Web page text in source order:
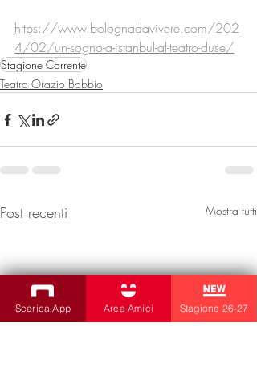
https://www.bolognadavivere.com/202
4/02/un-sogno-a-istanbul-al-teatro-duse/
Stagione Corrente
Teatro Orazio Bobbio
Post recenti Mostra tutti
Scarica App Area Amici Stagione 26-27